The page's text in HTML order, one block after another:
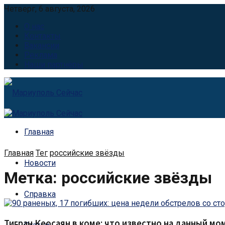
Четверг, 6 августа, 2026
О нас
Контакты
Вакансии
Реклама
Наши партнёры
Главная
Новости
Справка
Главная Тег российские звёзды
Метка: российские звёзды